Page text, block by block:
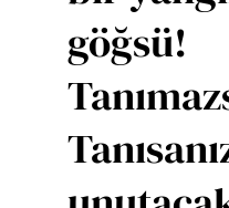
göğsü!